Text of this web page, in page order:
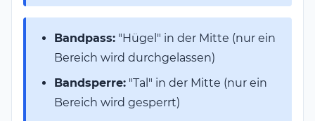
Bandpass: "Hügel" in der Mitte (nur ein
Bereich wird durchgelassen)
Bandsperre: "Tal" in der Mitte (nur ein
Bereich wird gesperrt)